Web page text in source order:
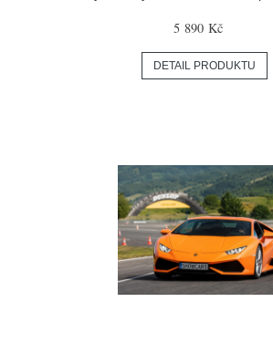
5 890 Kč
DETAIL PRODUKTU